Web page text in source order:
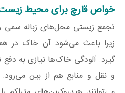
خواص قارچ برای محیط
تجمع زیستی محل‌های زباله سمی
زیرا باعث می‌شود آن خاک در
گیرد. آلودگی خاک‌ها نیازی به دفع
و نقل و منابع هم از بین می‌رود.